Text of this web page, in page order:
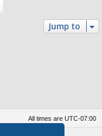
Jump to
All times are UTC-07:00